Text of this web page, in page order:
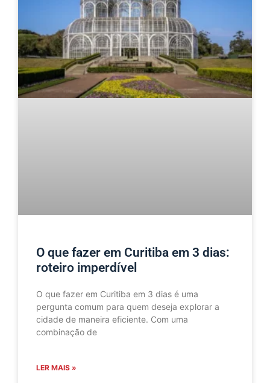
O que fazer em Curitiba em 3 dias:
roteiro imperdível
O que fazer em Curitiba em 3 dias é uma
pergunta comum para quem deseja explorar a
cidade de maneira eficiente. Com uma
combinação de
LER MAIS »